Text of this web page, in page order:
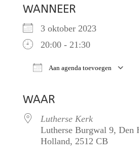
WANNEER
3 oktober 2023
20:00 - 21:30
Aan agenda toevoegen
WAAR
Lutherse Kerk
Lutherse Burgwal 9, Den
Holland, 2512 CB